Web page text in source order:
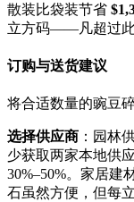
散装比袋装节省
立方码——凡超过此
订购与送货建议
将合适数量的豌豆
选择供应商 ：园林
少获取两家本地供
30%–50%。家居建
石虽然方便，但每